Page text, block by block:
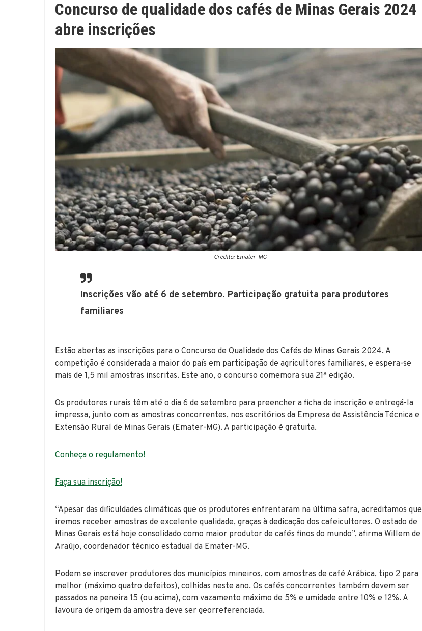
Concurso de qualidade dos cafés de Minas Gerais 2024
abre inscrições
Crédito: Emater-MG
Inscrições vão até 6 de setembro. Participação gratuita para produtores
familiares
Estão abertas as inscrições para o Concurso de Qualidade dos Cafés de Minas Gerais 2024. A
competição é considerada a maior do país em participação de agricultores familiares, e espera-se
mais de 1,5 mil amostras inscritas. Este ano, o concurso comemora sua 21ª edição.
Os produtores rurais têm até o dia 6 de setembro para preencher a ficha de inscrição e entregá-la
impressa, junto com as amostras concorrentes, nos escritórios da Empresa de Assistência Técnica e
Extensão Rural de Minas Gerais (Emater-MG). A participação é gratuita.
Conheça o regulamento!
Faça sua inscrição!
“Apesar das dificuldades climáticas que os produtores enfrentaram na última safra, acreditamos que
iremos receber amostras de excelente qualidade, graças à dedicação dos cafeicultores. O estado de
Minas Gerais está hoje consolidado como maior produtor de cafés finos do mundo”, afirma Willem de
Araújo, coordenador técnico estadual da Emater-MG.
Podem se inscrever produtores dos municípios mineiros, com amostras de café Arábica, tipo 2 para
melhor (máximo quatro defeitos), colhidas neste ano. Os cafés concorrentes também devem ser
passados na peneira 15 (ou acima), com vazamento máximo de 5% e umidade entre 10% e 12%. A
lavoura de origem da amostra deve ser georreferenciada.